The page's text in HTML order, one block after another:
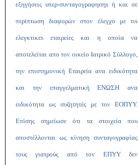
εξηγήσεις υπερ-συνταγογραφησηs ή και σε
περίπτωση διαφορών στον έλεγχο με τιs
ελεγκτικεs εταιρείες και η οποία να
αποτελείται απο τον οικείο Ιατρικό Σύλλογο,
την επιστημονική Εταιρεία ανα ειδικότητα
και την επαγγελματική ΕΝΩΣΗ ανα
ειδικότητα ως συζητητές με τον ΕΟΠΥΥ.
Επίσης σημείωσε ότι τα στοιχεία που
αποστέλλονται ως κίνηση συνταγογραφίας
τους γιατρούς από τον ΕΠΥΥ δεν